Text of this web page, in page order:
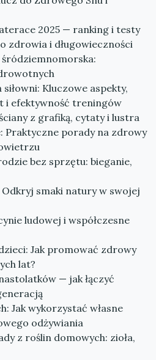
2025 — ranking i testy
zdrowia i długowieczności
Kluczowe aspekty,
i efektywność treningów
z grafiką, cytaty i lustra
Praktyczne porady na zdrowy
bez sprzętu: bieganie,
smaki natury w swojej
ludowej i współczesne
Jak promować zdrowy
lat?
— jak łączyć
Jak wykorzystać własne
odżywiania
z roślin domowych: zioła,